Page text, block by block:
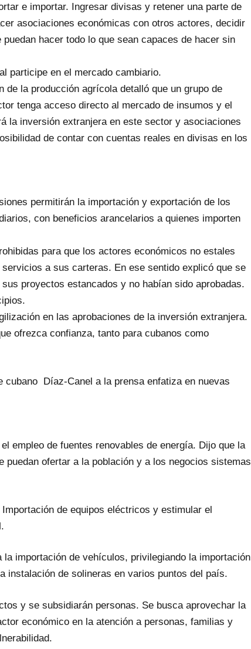
e importar. Ingresar divisas y retener una parte de
asociaciones económicas con otros actores, decidir
hacer todo lo que sean capaces de hacer sin
participe en el mercado cambiario.
de la producción agrícola detalló que un grupo de
tenga acceso directo al mercado de insumos y el
la inversión extranjera en este sector y asociaciones
de contar con cuentas reales en divisas en los
permitirán la importación y exportación de los
con beneficios arancelarios a quienes importen
para que los actores económicos no estales
a sus carteras. En ese sentido explicó que se
proyectos estancados y no habían sido aprobadas.
en las aprobaciones de la inversión extranjera.
ofrezca confianza, tanto para cubanos como
cubano Díaz-Canel a la prensa enfatiza en nuevas
empleo de fuentes renovables de energía. Dijo que la
puedan ofertar a la población y a los negocios sistemas
de equipos eléctricos y estimular el
importación de vehículos, privilegiando la importación
instalación de solineras en varios puntos del país.
y se subsidiarán personas. Se busca aprovechar la
económico en la atención a personas, familias y